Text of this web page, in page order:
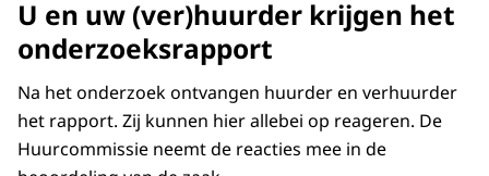
U en uw (ver)huurder krijgen het
onderzoeksrapport
Na het onderzoek ontvangen huurder en verhuurder
het rapport. Zij kunnen hier allebei op reageren. De
Huurcommissie neemt de reacties mee in de